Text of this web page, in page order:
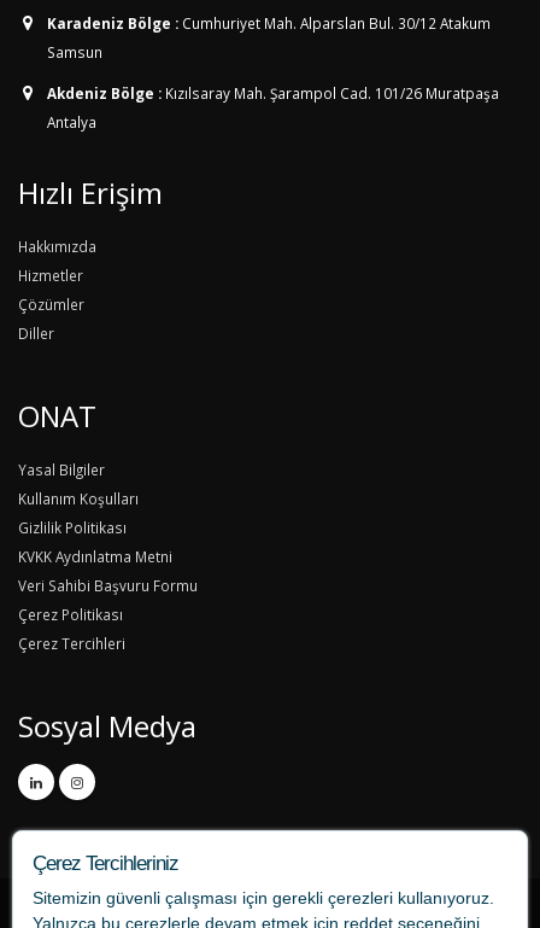
Karadeniz Bölge : Cumhuriyet Mah. Alparslan Bul. 30/12 Atakum
Samsun
Akdeniz Bölge : Kızılsaray Mah. Şarampol Cad. 101/26 Muratpaşa
Antalya
Hızlı Erişim
Hakkımızda
Hizmetler
Çözümler
Diller
ONAT
Yasal Bilgiler
Kullanım Koşulları
Gizlilik Politikası
KVKK Aydınlatma Metni
Veri Sahibi Başvuru Formu
Çerez Politikası
Çerez Tercihleri
Sosyal Medya
Çerez Tercihleriniz
Sitemizin güvenli çalışması için gerekli çerezleri kullanıyoruz.
Yalnızca bu çerezlerle devam etmek için reddet seçeneğini